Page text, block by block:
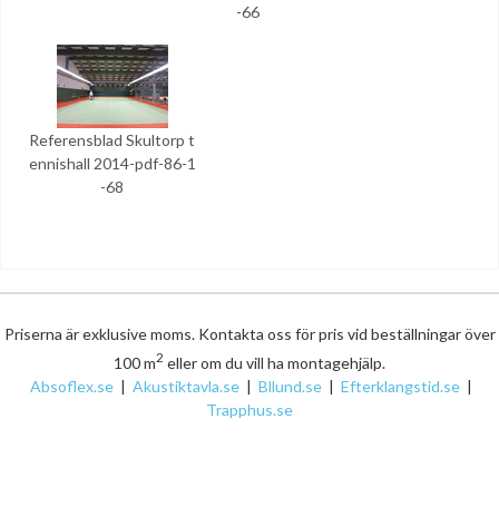
-66
Referensblad Skultorp t
ennishall 2014-pdf-86-1
-68
Priserna är exklusive moms. Kontakta oss för pris vid beställningar över
100 m2 eller om du vill ha montagehjälp.
Absoflex.se | Akustiktavla.se | Bllund.se | Efterklangstid.se |
Trapphus.se